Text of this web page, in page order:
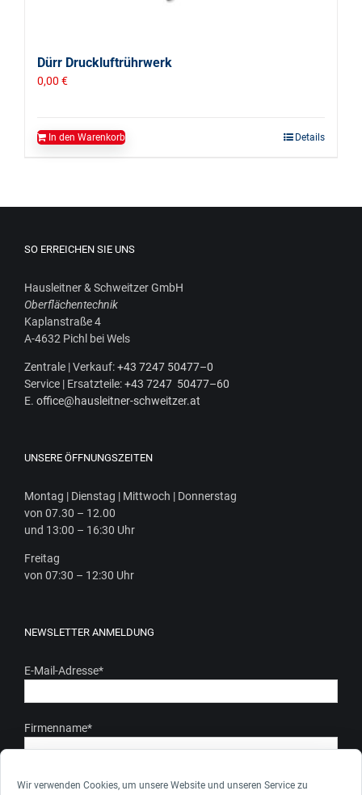
Wir verwenden Cookies, um unsere Website und unseren Service zu
Dürr Druckluftrührwerk
0,00 €
In den Warenkorb Details
SO ERREICHEN SIE UNS
Haus­leit­ner & Schweit­zer GmbH
Ober­flä­chen­tech­nik
Kaplan­stra­ße 4
A‑4632 Pichl bei Wels
Zen­tra­le | Ver­kauf:+43 7247 50477–0
Ser­vice | Ersatz­tei­le:+43 7247 50477–60
E. office@hausleitner-schweitzer.at
UNSERE ÖFFNUNGSZEITEN
Mon­tag | Diens­tag | Mitt­woch | Donnerstag
von 07.30 – 12.00
und 13:00 – 16:30 Uhr
Frei­tag
von 07:30 – 12:30 Uhr
NEWSLETTER ANMELDUNG
E-Mail-Adresse*
Firmenname*
Ich stimme zu, dass meine personenbezogenen Daten gem.